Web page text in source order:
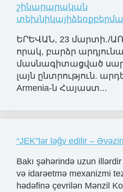
շինարարական
ԵՐԵՎԱՆ, 23 մարտի․/
որակ, բարձր
մասնագիտացված
լայն ընտրություն.
Armenia-ն Հայաստ...
“JEK”lər ləğv edilir –
Bakı şəhərində uzun
və idarəetmə mexanizmi
hədəfinə çevrilən Mənzil